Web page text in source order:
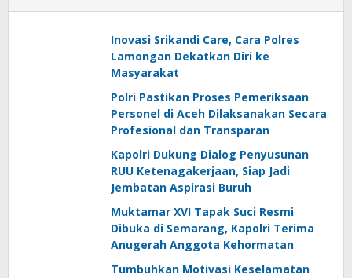
Inovasi Srikandi Care, Cara Polres
Lamongan Dekatkan Diri ke
Masyarakat
Polri Pastikan Proses Pemeriksaan
Personel di Aceh Dilaksanakan Secara
Profesional dan Transparan
Kapolri Dukung Dialog Penyusunan
RUU Ketenagakerjaan, Siap Jadi
Jembatan Aspirasi Buruh
Muktamar XVI Tapak Suci Resmi
Dibuka di Semarang, Kapolri Terima
Anugerah Anggota Kehormatan
Tumbuhkan Motivasi Keselamatan